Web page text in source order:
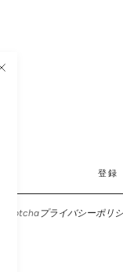
登録
プライバシーポリシ